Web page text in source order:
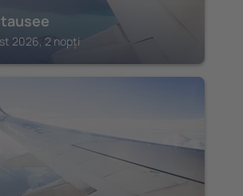
2026, 2 nopți